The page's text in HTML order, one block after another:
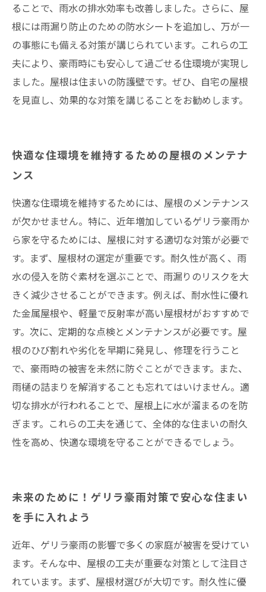
ることで、雨水の排水効率も改善しました。さらに、屋
根には雨漏り防止のための防水シートを追加し、万が一
の事態にも備える対策が講じられています。これらの工
夫により、豪雨時にも安心して過ごせる住環境が実現し
ました。屋根は住まいの防護壁です。ぜひ、自宅の屋根
を見直し、効果的な対策を講じることをお勧めします。
快適な住環境を維持するための屋根のメンテナ
ンス
快適な住環境を維持するためには、屋根のメンテナンス
が欠かせません。特に、近年増加しているゲリラ豪雨か
ら家を守るためには、屋根に対する適切な対策が必要で
す。まず、屋根材の選定が重要です。耐久性が高く、雨
水の侵入を防ぐ素材を選ぶことで、雨漏りのリスクを大
きく減少させることができます。例えば、耐水性に優れ
た金属屋根や、軽量で反射率が高い屋根材がおすすめで
す。次に、定期的な点検とメンテナンスが必要です。屋
根のひび割れや劣化を早期に発見し、修理を行うこと
で、豪雨時の被害を未然に防ぐことができます。また、
雨樋の詰まりを解消することも忘れてはいけません。適
切な排水が行われることで、屋根上に水が溜まるのを防
ぎます。これらの工夫を通じて、全体的な住まいの耐久
性を高め、快適な環境を守ることができるでしょう。
未来のために！ゲリラ豪雨対策で安心な住まい
を手に入れよう
近年、ゲリラ豪雨の影響で多くの家庭が被害を受けてい
ます。そんな中、屋根の工夫が重要な対策として注目さ
れています。まず、屋根材選びが大切です。耐久性に優